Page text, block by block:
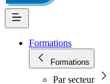
Formations
Formations
Par secteur